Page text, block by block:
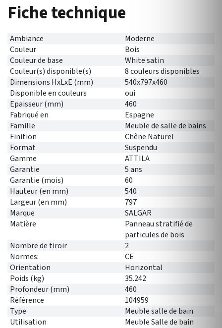
Fiche technique
Ambiance
Moderne
Couleur
Bois
Couleur de base
White satin
Couleur(s) disponible(s)
8 couleurs disponibles
Dimensions HxLxE (mm)
540x797x460
Disponible en couleurs
oui
Epaisseur (mm)
460
Fabriqué en
Espagne
Famille
Meuble de salle de bains
Finition
Chêne Naturel
Format
Suspendu
Gamme
ATTILA
Garantie
5 ans
Garantie (mois)
60
Hauteur (en mm)
540
Largeur (en mm)
797
Marque
SALGAR
Matière
Panneau stratifié de
particules de bois
Nombre de tiroir
2
Normes:
CE
Orientation
Horizontal
Poids (kg)
35.242
Profondeur (mm)
460
Référence
104959
Type
Meuble salle de bain
Utilisation
Meuble Salle de bain